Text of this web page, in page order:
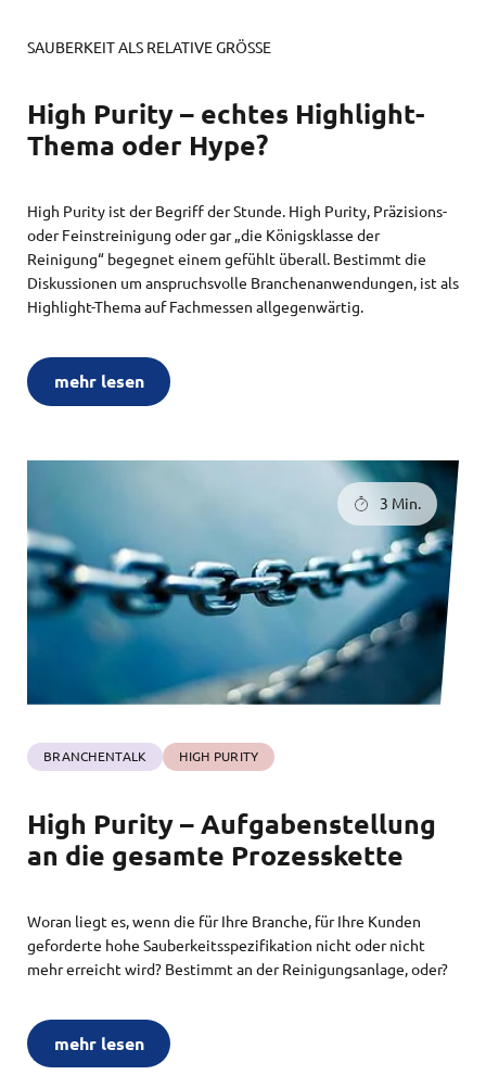
SAUBERKEIT ALS RELATIVE GRÖSSE
High Purity – echtes Highlight-
Thema oder Hype?
High Purity ist der Begriff der Stunde. High Purity, Präzisions-
oder Feinstreinigung oder gar „die Königsklasse der
Reinigung“ begegnet einem gefühlt überall. Bestimmt die
Diskussionen um anspruchsvolle Branchenanwendungen, ist als
Highlight-Thema auf Fachmessen allgegenwärtig.
mehr lesen
3 Min.
BRANCHENTALK HIGH PURITY
High Purity – Aufgabenstellung
an die gesamte Prozesskette
Woran liegt es, wenn die für Ihre Branche, für Ihre Kunden
geforderte hohe Sauberkeitsspezifikation nicht oder nicht
mehr erreicht wird? Bestimmt an der Reinigungsanlage, oder?
mehr lesen